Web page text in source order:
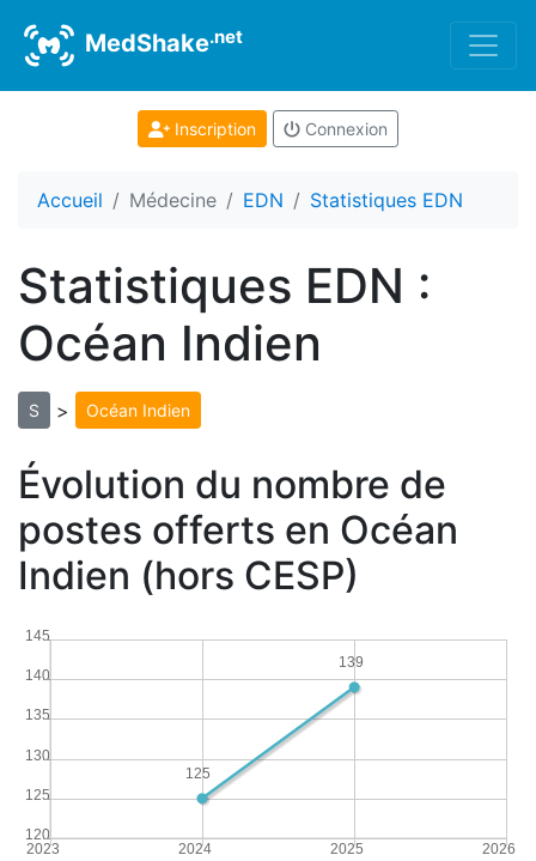
MedShake.net
Inscription Connexion
Accueil Médecine EDN Statistiques EDN
Statistiques EDN :
Océan Indien
S > Océan Indien
Évolution du nombre de
postes offerts en Océan
Indien (hors CESP)
2023 2024 2025 2026
120
125
130
135
140
145
139
125